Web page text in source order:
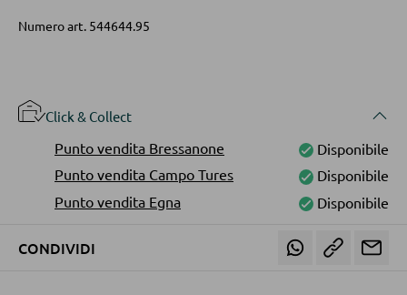
PARETI ATTREZZATE
Soggiorni componibili
Credenze a giorno
Numero art. 544644.95
Click & Collect
Punto vendita Bressanone
Disponibile
Punto vendita Campo Tures
Disponibile
Punto vendita Egna
Disponibile
CONDIVIDI